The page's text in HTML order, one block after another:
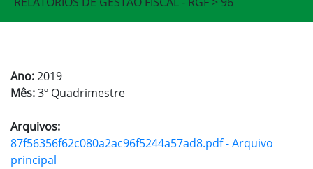
Ano:2019
Mês:3º Quadrimestre
Arquivos:
87f56356f62c080a2ac96f5244a57ad8.pdf - Arquivo
principal